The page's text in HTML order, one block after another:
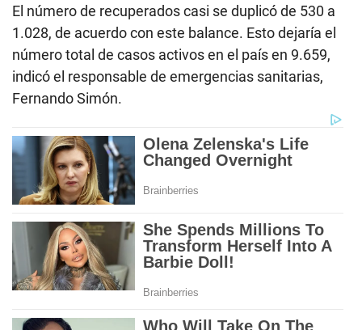
El número de recuperados casi se duplicó de 530 a
1.028, de acuerdo con este balance. Esto dejaría el
número total de casos activos en el país en 9.659,
indicó el responsable de emergencias sanitarias,
Fernando Simón.